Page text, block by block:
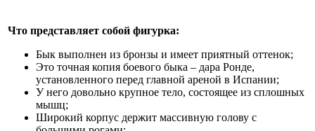
Что представляет собой фигурка:
Бык выполнен из бронзы и имеет приятный оттенок;
Это точная копия боевого быка – дара Ронде,
установленного перед главной ареной в Испании;
У него довольно крупное тело, состоящее из сплошных
мышц;
Широкий корпус держит массивную голову с